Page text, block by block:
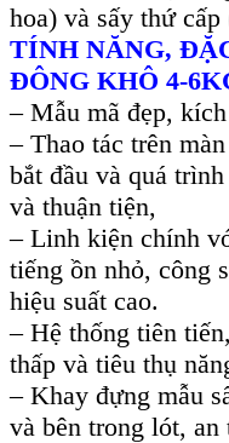
hoa) và sấy thứ cấp
TÍNH NĂNG,
ĐÔNG KHÔ 4-
– Mẫu mã đẹp,
–Thao tác trên
bắt đầu và quá
và thuận tiện,
–Linh kiện chính
tiếng ồn nhỏ, công
hiệu suất cao.
–Hệ thống tiên
thấp và tiêu thụ
–Khay đựng mẫu
và bên trong lót, an